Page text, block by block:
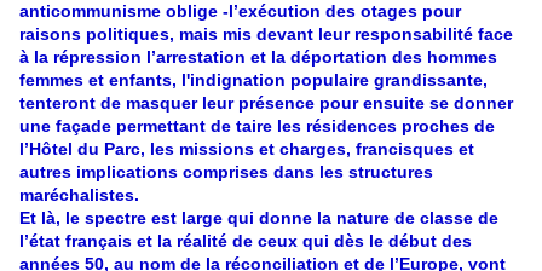
anticommunisme oblige -l’exécution des otages pour
raisons politiques, mais mis devant leur responsabilité face
à la répression l’arrestation et la déportation des hommes
femmes et enfants, l'indignation populaire grandissante,
tenteront de masquer leur présence pour ensuite se donner
une façade permettant de taire les résidences proches de
l’Hôtel du Parc, les missions et charges, francisques et
autres implications comprises dans les structures
maréchalistes.
Et là, le spectre est large qui donne la nature de classe de
l’état français et la réalité de ceux qui dès le début des
années 50, au nom de la réconciliation et de l’Europe, vont